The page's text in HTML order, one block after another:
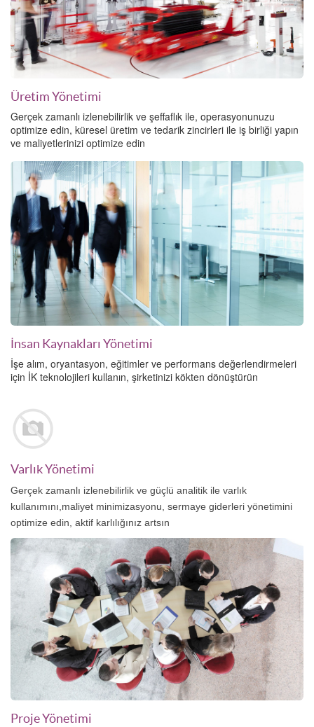
Üretim Yönetimi
Gerçek zamanlı izlenebilirlik ve şeffaflık ile, operasyonunuzu
optimize edin, küresel üretim ve tedarik zincirleri ile iş birliği yapın
ve maliyetlerinizi optimize edin
İnsan Kaynakları Yönetimi
İşe alım, oryantasyon, eğitimler ve performans değerlendirmeleri
için İK teknolojileri kullanın, şirketinizi kökten dönüştürün
Varlık Yönetimi
Gerçek zamanlı izlenebilirlik ve güçlü analitik ile varlık
kullanımını,maliyet minimizasyonu, sermaye giderleri yönetimini
optimize edin, aktif karlılığınız artsın
Proje Yönetimi